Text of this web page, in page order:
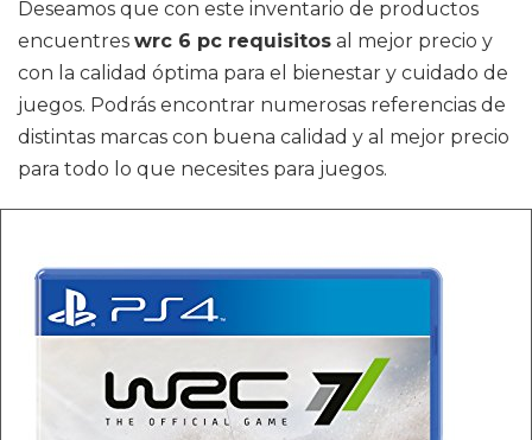
Deseamos que con este inventario de productos
encuentres wrc 6 pc requisitos al mejor precio y
con la calidad óptima para el bienestar y cuidado de
juegos. Podrás encontrar numerosas referencias de
distintas marcas con buena calidad y al mejor precio
para todo lo que necesites para juegos.